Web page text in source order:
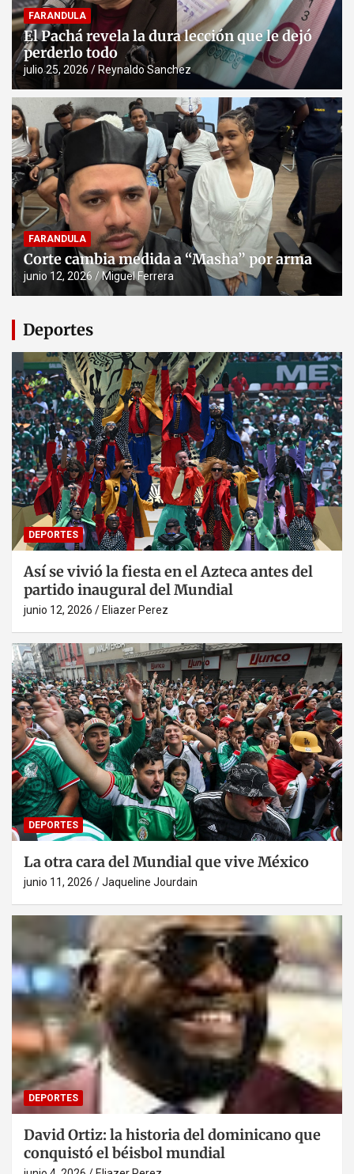
FARANDULA
El Pachá revela la dura lección que le dejó
perderlo todo
julio 25, 2026 Reynaldo Sanchez
FARANDULA
Corte cambia medida a “Masha” por arma
junio 12, 2026 Miguel Ferrera
Deportes
DEPORTES
Así se vivió la fiesta en el Azteca antes del
partido inaugural del Mundial
junio 12, 2026 Eliazer Perez
DEPORTES
La otra cara del Mundial que vive México
junio 11, 2026 Jaqueline Jourdain
DEPORTES
David Ortiz: la historia del dominicano que
conquistó el béisbol mundial